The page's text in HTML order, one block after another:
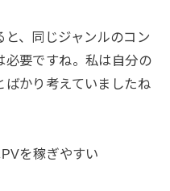
、同じジャンルのコン
必要ですね。私は自分の
ばかり考えていましたね
を稼ぎやすい